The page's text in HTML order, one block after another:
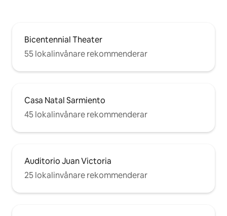
Bicentennial Theater
55 lokalinvånare rekommenderar
Casa Natal Sarmiento
45 lokalinvånare rekommenderar
Auditorio Juan Victoria
25 lokalinvånare rekommenderar